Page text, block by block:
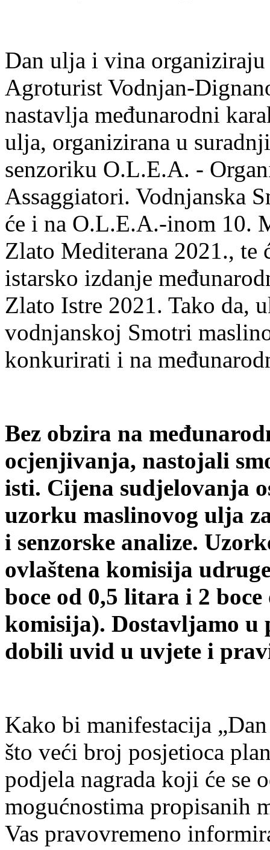
Dan ulja i vina
Agroturist Vodnjan-
nastavlja međunarodni
ulja, organizirana u
senzoriku O.L.E.A. -
Assaggiatori. Vodnjanska
će i na O.L.E.A.-inom 10.
Zlato Mediterana 2021., te
istarsko izdanje
Zlato Istre 2021. Tako da,
vodnjanskoj Smotri
konkurirati i na
Bez obzira na
ocjenjivanja, nastojali
isti. Cijena sudjelovanja
uzorku maslinovog ulja
i senzorske analize.
ovlaštena komisija
boce od 0,5 litara i 2
komisija). Dostavljamo
dobili uvid u uvjete i
Kako bi manifestacija
što veći broj posjetioca
podjela nagrada koji će se
mogućnostima propisanih
Vas pravovremeno